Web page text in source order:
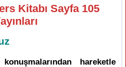
Kitabı Sayfa 105
hareketle